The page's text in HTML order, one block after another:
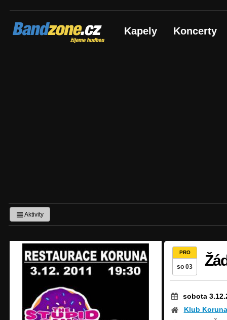
Bandzone.cz
žijeme hudbou Kapely Koncerty
Aktivity
PRO
so 03
sobota
Klub Koruna